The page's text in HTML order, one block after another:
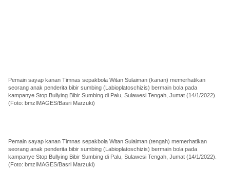
Pemain sayap kanan Timnas sepakbola Witan Sulaiman (kanan) memerhatikan
seorang anak penderita bibir sumbing (Labioplatoschizis) bermain bola pada
kampanye Stop Bullying Bibir Sumbing di Palu, Sulawesi Tengah, Jumat (14/1/2022).
(Foto: bmzIMAGES/Basri Marzuki)
Pemain sayap kanan Timnas sepakbola Witan Sulaiman (tengah) memerhatikan
seorang anak penderita bibir sumbing (Labioplatoschizis) bermain bola pada
kampanye Stop Bullying Bibir Sumbing di Palu, Sulawesi Tengah, Jumat (14/1/2022).
(Foto: bmzIMAGES/Basri Marzuki)